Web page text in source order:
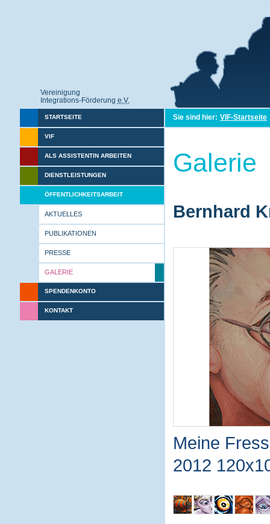
Vereinigung
Integrations-Förderung e.V.
STARTSEITE
VIF
ALS ASSISTENTIN ARBEITEN
DIENSTLEISTUNGEN
ÖFFENTLICHKEITSARBEIT
AKTUELLES
PUBLIKATIONEN
PRESSE
GALERIE
SPENDENKONTO
KONTAKT
Sie sind hier: VIF-Startseite
Galerie
Bernhard
Meine
2012